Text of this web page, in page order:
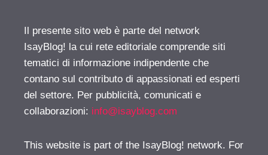
Il presente sito web è parte del network
IsayBlog! la cui rete editoriale comprende siti
tematici di informazione indipendente che
contano sul contributo di appassionati ed esperti
del settore. Per pubblicità, comunicati e
collaborazioni: info@isayblog.com
This website is part of the IsayBlog! network. For